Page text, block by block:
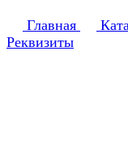
Главная
Реквизиты